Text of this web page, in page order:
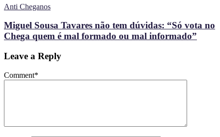
Anti Cheganos
Miguel Sousa Tavares não tem dúvidas: “Só vota no
Chega quem é mal formado ou mal informado”
Leave a Reply
Comment*